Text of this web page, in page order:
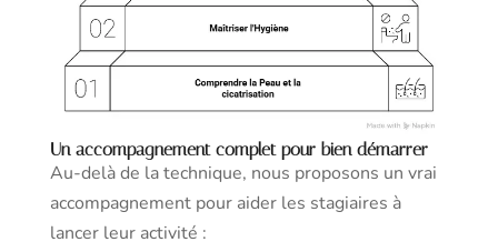
Un accompagnement complet pour bien démarrer
Au-delà de la technique, nous proposons un vrai
accompagnement pour aider les stagiaires à
lancer leur activité :